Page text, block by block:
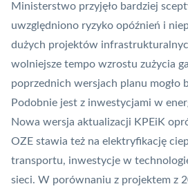
Ministerstwo przyjęło bardziej
uwzględniono ryzyko opóźnień i
dużych projektów
wolniejsze tempo wzrostu zużycia
poprzednich wersjach planu mogło
Podobnie jest z inwestycjami w
Nowa wersja aktualizacji KPEiK
OZE stawia też na elektryfikację
transportu, inwestycje w
sieci. W porównaniu z projektem z